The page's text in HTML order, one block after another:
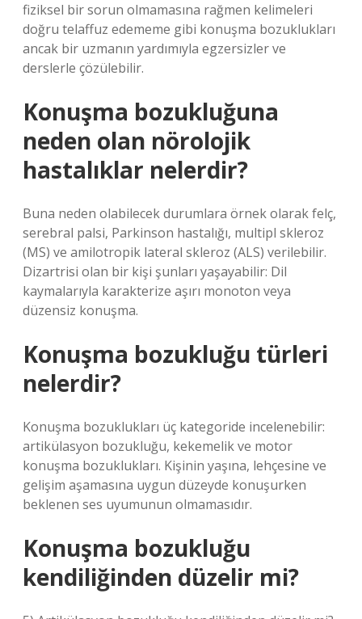
fiziksel bir sorun olmamasına rağmen kelimeleri
doğru telaffuz edememe gibi konuşma bozuklukları
ancak bir uzmanın yardımıyla egzersizler ve
derslerle çözülebilir.
Konuşma bozukluğuna
neden olan nörolojik
hastalıklar nelerdir?
Buna neden olabilecek durumlara örnek olarak felç,
serebral palsi, Parkinson hastalığı, multipl skleroz
(MS) ve amilotropik lateral skleroz (ALS) verilebilir.
Dizartrisi olan bir kişi şunları yaşayabilir: Dil
kaymalarıyla karakterize aşırı monoton veya
düzensiz konuşma.
Konuşma bozukluğu türleri
nelerdir?
Konuşma bozuklukları üç kategoride incelenebilir:
artikülasyon bozukluğu, kekemelik ve motor
konuşma bozuklukları. Kişinin yaşına, lehçesine ve
gelişim aşamasına uygun düzeyde konuşurken
beklenen ses uyumunun olmamasıdır.
Konuşma bozukluğu
kendiliğinden düzelir mi?